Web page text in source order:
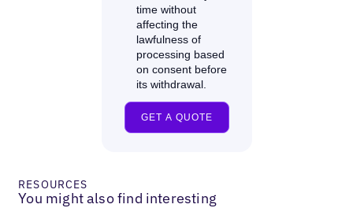
RESOURCES
You might also find interesting